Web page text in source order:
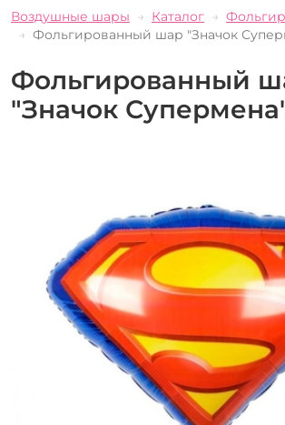
Воздушные шары Каталог
Фольгированный шар "Значок
Фольгированный
"Значок